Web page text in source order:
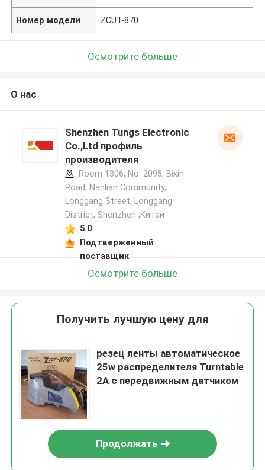
Номер модели ZCUT-870
Осмотрите больше
О нас
Shenzhen Tungs Electronic
Co.,Ltd профиль
производителя
Room 1306, No. 2095, Bixin
Road, Nanlian Community,
Longgang Street, Longgang
District, Shenzhen ,Китай
5.0
Подтверженный
поставщик
Осмотрите больше
Получить лучшую цену для
резец ленты автоматическое
25w распределителя Turntable
2A с передвижным датчиком
Продолжать